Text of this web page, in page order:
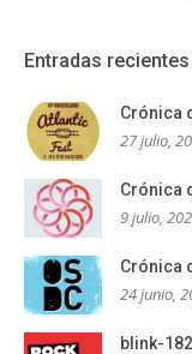
Entradas recientes
Crónica
27 julio,
Crónica
9 julio,
Crónica
24 junio,
blink-